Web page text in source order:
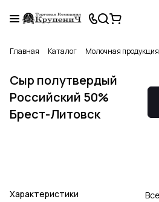
Главная Каталог Молочная продукция
Сыр полутвердый
Российский 50%
Брест-Литовск
Характеристики